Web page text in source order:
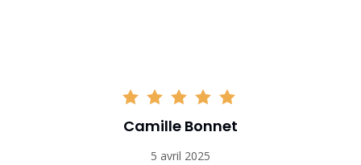
Camille Bonnet
5 avril 2025